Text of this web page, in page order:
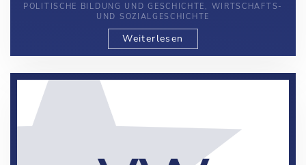
POLITISCHE BILDUNG UND GESCHICHTE, WIRTSCHAFTS-
UND SOZIALGESCHICHTE
Weiterlesen